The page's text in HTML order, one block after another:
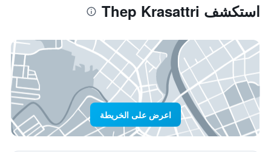
استكشف Thep Krasattri
اعرض على الخريطة